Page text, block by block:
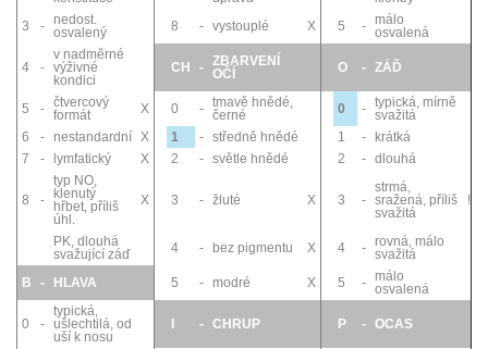
3
-
nedost.
osvalený
8 - vystouplé X 5 -
málo
osvalená
4 -
v nadměrné
výživné
kondici
CH - ZBARVENÍ
OČÍ
O - ZÁĎ
5 - čtvercový
formát
X 0 - tmavě hnědé,
černé
0 - typická, mírně
svažitá
6
- nestandardní X 1 - středně hnědé 1 - krátká
7
- lymfatický X 2 - světle hnědé 2 - dlouhá
8 -
typ NO,
klenutý
hřbet, příliš
úhl.
X 3 - žluté X 3 -
strmá,
sražená, příliš
svažitá
!
PK, dlouhá
svažující záď
4 - bez pigmentu X 4 - rovná, málo
svažitá
B
- HLAVA 5 - modré X 5 -
málo
osvalená
0 -
typická,
ušlechtilá, od
uší k nosu
I - CHRUP P - OCAS